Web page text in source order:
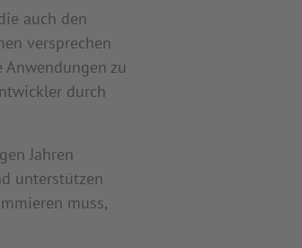
auch den
versprechen
zu
durch
Jahren
unterstützen
muss,